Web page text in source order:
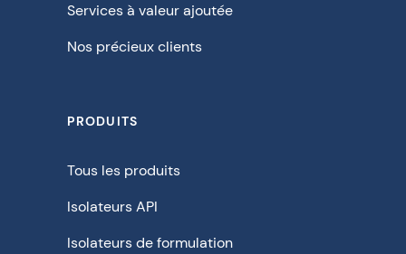
Services à valeur ajoutée
Nos précieux clients
PRODUITS
Tous les produits
Isolateurs API
Isolateurs de formulation